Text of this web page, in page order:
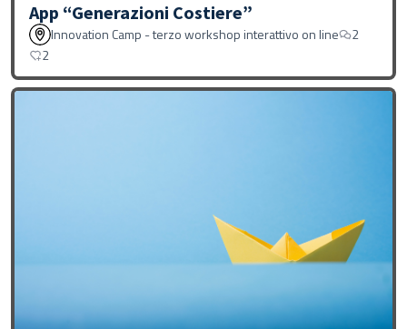
App “Generazioni Costiere”
Innovation Camp - terzo workshop interattivo on line
2
2